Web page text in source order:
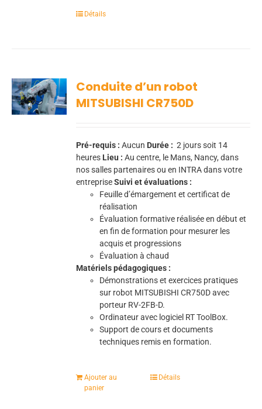
Détails
Conduite d’un robot
MITSUBISHI CR750D
Pré-requis : Aucun Durée : 2 jours soit 14
heures Lieu : Au centre, le Mans, Nancy, dans
nos salles partenaires ou en INTRA dans votre
entrepriseSuivi et évaluations :
Feuille d’émargement et certificat de
réalisation
Évaluation formative réalisée en début et
en fin de formation pour mesurer les
acquis et progressions
Évaluation à chaud
Matériels pédagogiques :
Démonstrations et exercices pratiques
sur robot MITSUBISHI CR750D avec
porteur RV-2FB-D.
Ordinateur avec logiciel RT ToolBox.
Support de cours et documents
techniques remis en formation.
Ajouter au
panier
Détails